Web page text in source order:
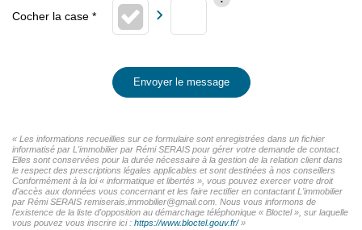
Envoyer le message
« Les informations recueillies sur ce formulaire sont enregistrées dans un fichier
informatisé par L'immobilier par Rémi SERAIS pour gérer votre demande de contact.
Elles sont conservées pour la durée nécessaire à la gestion de la relation client dans
le respect des prescriptions légales applicables et sont destinées à nos conseillers
Conformément à la loi « informatique et libertés », vous pouvez exercer votre droit
d'accès aux données vous concernant et les faire rectifier en contactant L'immobilier
par Rémi SERAIS remiserais.immobilier@gmail.com. Nous vous informons de
l'existence de la liste d'opposition au démarchage téléphonique « Bloctel », sur laquelle
vous pouvez vous inscrire ici : https://www.bloctel.gouv.fr/»